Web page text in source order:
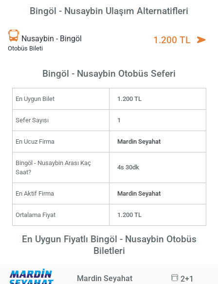
Bingöl - Nusaybin Ulaşım Alternatifleri
Nusaybin - Bingöl
Otobüs Bileti
1.200 TL
Bingöl - Nusaybin Otobüs Seferi
En Uygun Bilet 1.200 TL
Sefer Sayısı 1
En Ucuz Firma Mardin Seyahat
Bingöl - Nusaybin Arası Kaç
Saat?
4s 30dk
En Aktif Firma Mardin Seyahat
Ortalama Fiyat 1.200 TL
En Uygun Fiyatlı Bingöl - Nusaybin Otobüs
Biletleri
Mardin Seyahat 2+1